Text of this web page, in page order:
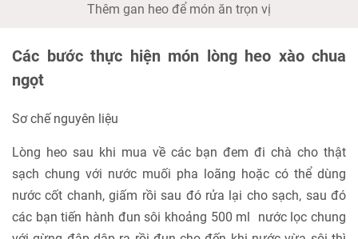
Thêm gan heo để món ăn trọn vị
Các bước thực hiện món lòng heo xào chua
ngọt
Sơ chế nguyên liệu
Lòng heo sau khi mua về các bạn đem đi chà cho thật
sạch chung với nước muối pha loãng hoặc có thể dùng
nước cốt chanh, giấm rồi sau đó rửa lại cho sạch, sau đó
các bạn tiến hành đun sôi khoảng 500 ml nước lọc chung